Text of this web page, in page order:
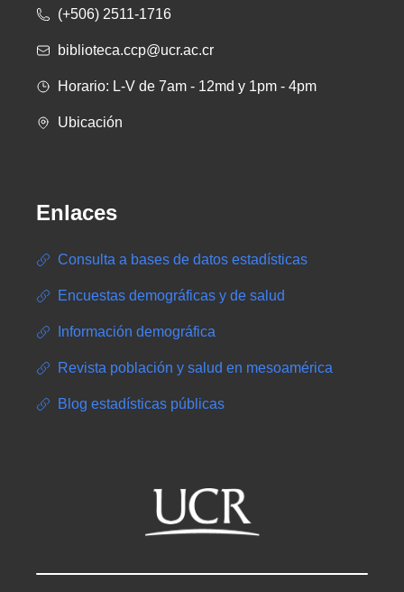
(+506) 2511-1716
biblioteca.ccp@ucr.ac.cr
Horario: L-V de 7am - 12md y 1pm - 4pm
Ubicación
Enlaces
Consulta a bases de datos estadísticas
Encuestas demográficas y de salud
Información demográfica
Revista población y salud en mesoamérica
Blog estadísticas públicas